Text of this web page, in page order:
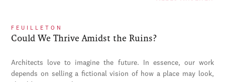
FEUILLETON
Could We Thrive Amidst the Ruins?
Architects love to imagine the future. In essence, our work
depends on selling a fictional vision of how a place may look,